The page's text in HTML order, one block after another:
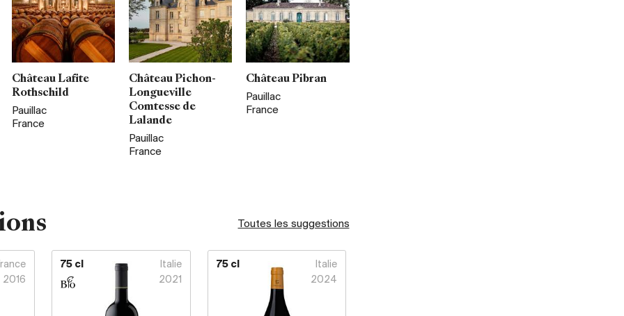
Château Lafite
Rothschild
Pauillac
France
Château Pichon-
Longueville
Comtesse de
Lalande
Pauillac
France
Château Pibran
Pauillac
France
Toutes les suggestions
2016
75 cl
Italie
2021
75 cl
Italie
2024